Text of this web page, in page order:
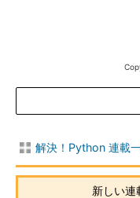
解決！Python 連載
新しい連